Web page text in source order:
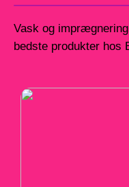
Vask og
bedste produkter hos